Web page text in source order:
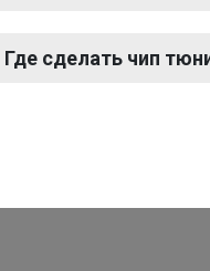
Где сделать чип